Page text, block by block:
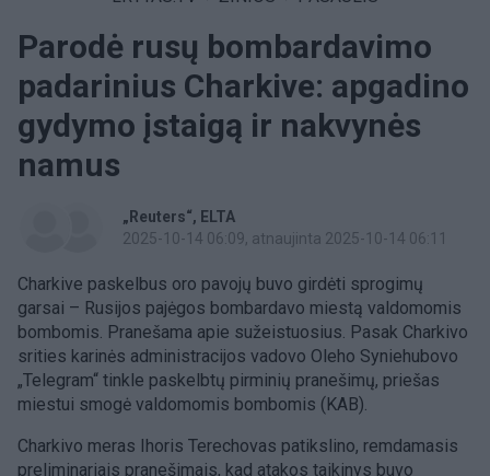
Parodė rusų bombardavimo
padarinius Charkive: apgadino
gydymo įstaigą ir nakvynės
namus
„Reuters“
ELTA
2025-10-14 06:09, atnaujinta 2025-10-14 06:11
Charkive paskelbus oro pavojų buvo girdėti sprogimų
garsai – Rusijos pajėgos bombardavo miestą valdomomis
bombomis. Pranešama apie sužeistuosius. Pasak Charkivo
srities karinės administracijos vadovo Oleho Syniehubovo
„Telegram“ tinkle paskelbtų pirminių pranešimų, priešas
miestui smogė valdomomis bombomis (KAB).
Charkivo meras Ihoris Terechovas patikslino, remdamasis
preliminariais pranešimais, kad atakos taikinys buvo